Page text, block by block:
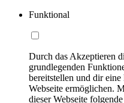
Funktional
Durch das Akzeptieren
grundlegenden
bereitstellen und dir
Webseite ermöglichen.
dieser Webseite